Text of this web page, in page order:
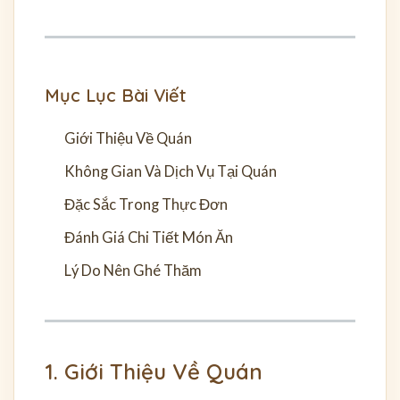
Mục Lục Bài Viết
Giới Thiệu Về Quán
Không Gian Và Dịch Vụ Tại Quán
Đặc Sắc Trong Thực Đơn
Đánh Giá Chi Tiết Món Ăn
Lý Do Nên Ghé Thăm
1. Giới Thiệu Về Quán